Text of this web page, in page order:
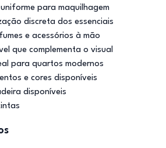
para maquilhagem
discreta dos essenciais
e acessórios à mão
que complementa o visual
para quartos modernos
e cores disponíveis
disponíveis